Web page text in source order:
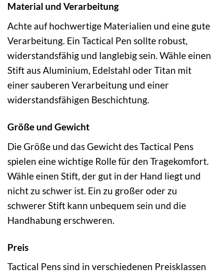
Material und Verarbeitung
Achte auf hochwertige Materialien und eine gute
Verarbeitung. Ein Tactical Pen sollte robust,
widerstandsfähig und langlebig sein. Wähle einen
Stift aus Aluminium, Edelstahl oder Titan mit
einer sauberen Verarbeitung und einer
widerstandsfähigen Beschichtung.
Größe und Gewicht
Die Größe und das Gewicht des Tactical Pens
spielen eine wichtige Rolle für den Tragekomfort.
Wähle einen Stift, der gut in der Hand liegt und
nicht zu schwer ist. Ein zu großer oder zu
schwerer Stift kann unbequem sein und die
Handhabung erschweren.
Preis
Tactical Pens sind in verschiedenen Preisklassen